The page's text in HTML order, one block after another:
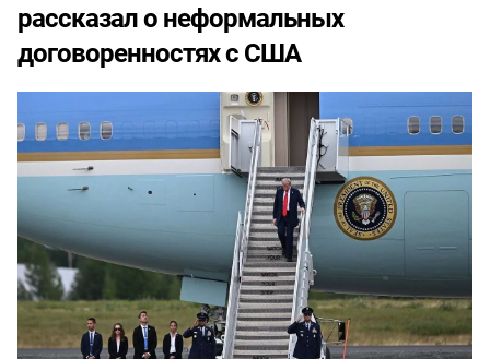
рассказал о неформальных
договоренностях с США